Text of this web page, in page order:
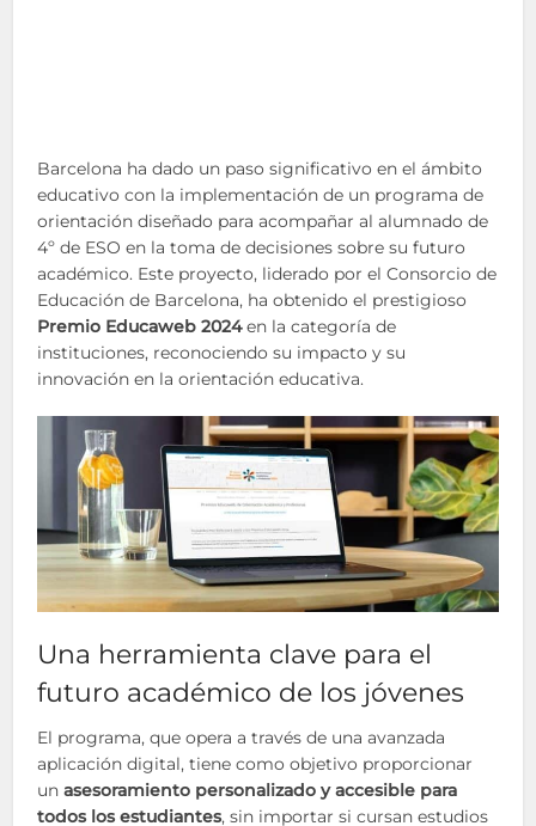
Barcelona ha dado un paso significativo en el ámbito
educativo con la implementación de un programa de
orientación diseñado para acompañar al alumnado de
4º de ESO en la toma de decisiones sobre su futuro
académico. Este proyecto, liderado por el Consorcio de
Educación de Barcelona, ha obtenido el prestigioso
Premio Educaweb 2024en la categoría de
instituciones, reconociendo su impacto y su
innovación en la orientación educativa.
Una herramienta clave para el
futuro académico de los jóvenes
El programa, que opera a través de una avanzada
aplicación digital, tiene como objetivo proporcionar
unasesoramiento personalizado y accesible para
todos los estudiantes, sin importar si cursan estudios